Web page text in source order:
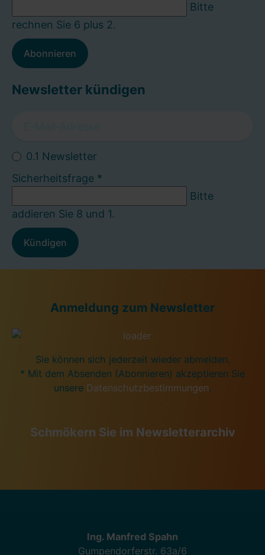
Bitte
rechnen Sie 6 plus 2.
Abonnieren
Newsletter kündigen
0.1 Newsletter
Sicherheitsfrage *
Bitte
addieren Sie 8 und 1.
Kündigen
Anmeldung zum Newsletter
Sie können sich jederzeit wieder abmelden.
* Mit dem Absenden (Abonnieren) akzeptieren Sie
unsere Datenschutzbestimmungen.
Schmökern Sie im Newsletterarchiv
Ing. Manfred Spahn
Gumpendorferstr. 63a/6